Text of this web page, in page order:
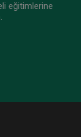
Hukuku
eğitimlerine